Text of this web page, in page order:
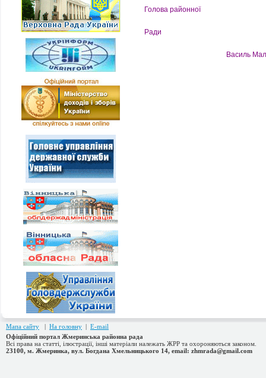
Голова районної
Ради
Василь
Мапа сайту | На головну | E-mail
Офіційний портал Жмеринська районна рада
Всі права на статті, ілюстрації, інші матеріали належать ЖРР та охороняються законом.
23100, м. Жмеринка, вул. Богдана Хмельницького 14, email: zhmrada@gmail.com